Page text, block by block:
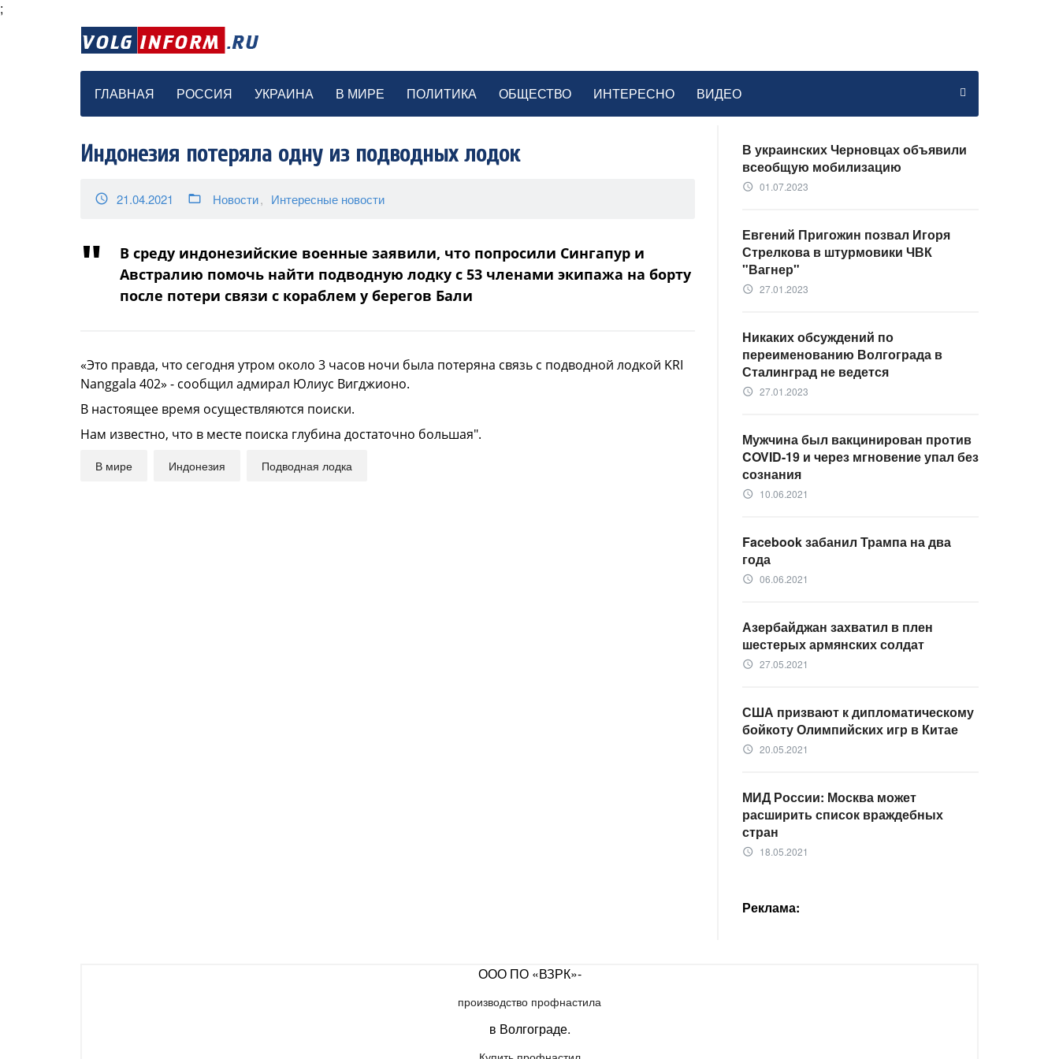
;
ГЛАВНАЯ РОССИЯ УКРАИНА В МИРЕ ПОЛИТИКА ОБЩЕСТВО ИНТЕРЕСНО ВИДЕО
Индонезия потеряла одну из подводных лодок
access_time 21.04.2021 folder_open Новости Интересные новости
В среду индонезийские военные заявили, что попросили Сингапур и
Австралию помочь найти подводную лодку с 53 членами экипажа на борту
после потери связи с кораблем у берегов Бали
«Это правда, что сегодня утром около 3 часов ночи была потеряна связь с подводной лодкой KRI
Nanggala 402» - сообщил адмирал Юлиус Вигджионо.
В настоящее время осуществляются поиски.
Нам известно, что в месте поиска глубина достаточно большая".
В мире Индонезия Подводная лодка
В украинских Черновцах объявили
всеобщую мобилизацию
access_time 01.07.2023
Евгений Пригожин позвал Игоря
Стрелкова в штурмовики ЧВК
"Вагнер"
access_time 27.01.2023
Никаких обсуждений по
переименованию Волгограда в
Сталинград не ведется
access_time 27.01.2023
Мужчина был вакцинирован против
COVID-19 и через мгновение упал без
сознания
access_time 10.06.2021
Facebook забанил Трампа на два
года
access_time 06.06.2021
Азербайджан захватил в плен
шестерых армянских солдат
access_time 27.05.2021
США призвают к дипломатическому
бойкоту Олимпийских игр в Китае
access_time 20.05.2021
МИД России: Москва может
расширить список враждебных
стран
access_time 18.05.2021
Реклама:
ООО ПО «ВЗРК»-
производство профнастила
в Волгограде.